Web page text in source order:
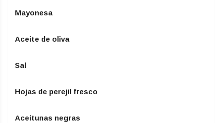
Mayonesa
Aceite de oliva
Sal
Hojas de perejil fresco
Aceitunas negras